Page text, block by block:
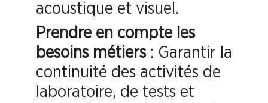
acoustique et visuel.
Prendre en compte les
besoins métiers: Garantir la
continuité des activités de
laboratoire, de tests et